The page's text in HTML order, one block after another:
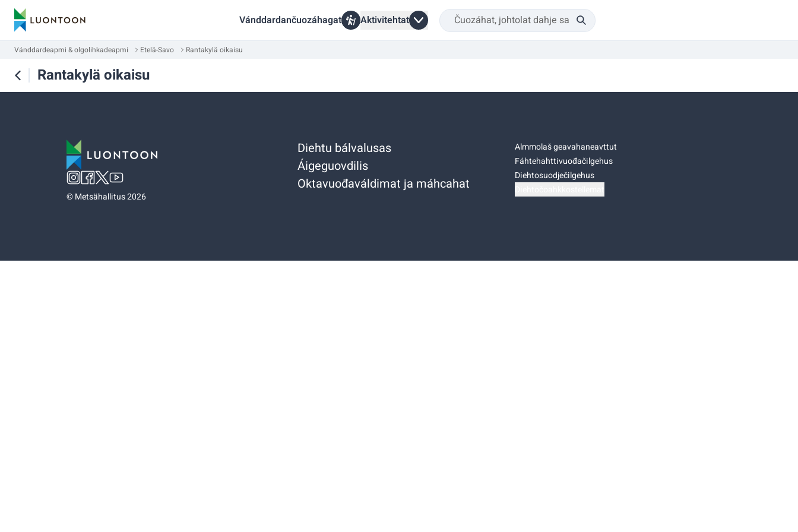
Vánddardančuozáhagat Aktivitehtat
Vánddardeapmi & olgolihkadeapmi Etelä-Savo Rantakylä oikaisu
Rantakylä oikaisu
©Metsähallitus 2026
Diehtu bálvalusas
Áigeguovdilis
Oktavuođaváldimat ja máhcahat
Almmolaš geavahaneavttut
Fáhtehahttivuođačilgehus
Diehtosuodječilgehus